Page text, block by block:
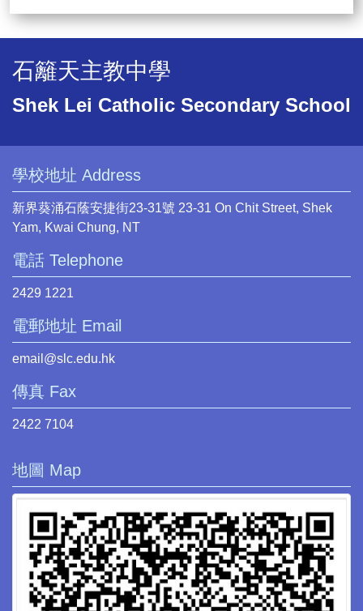
石籬天主教中學
Shek Lei Catholic Secondary School
學校地址 Address
新界葵涌石蔭安捷街23-31號 23-31 On Chit Street, Shek
Yam, Kwai Chung, NT
電話 Telephone
2429 1221
電郵地址 Email
email@slc.edu.hk
傳真 Fax
2422 7104
地圖 Map